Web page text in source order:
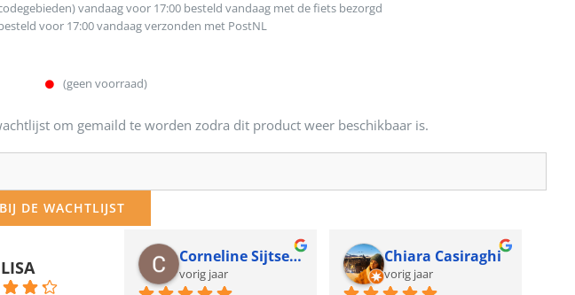
vandaag voor 17:00 besteld vandaag met de fiets bezorgd
voor 17:00 vandaag verzonden met PostNL
(geen voorraad)
om gemaild te worden zodra dit product weer beschikbaar is.
DE WACHTLIJST
geleden
Corneline Sijtsema
vorig jaar
Chiara Casiraghi
vorig jaar